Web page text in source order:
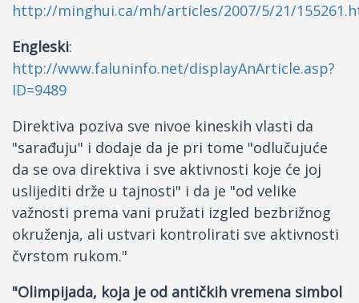
http://minghui.ca/mh/articles/2007/5/21/
Engleski:
http://www.faluninfo.net/displayAnArticle.asp?
ID=9489
Direktiva poziva sve nivoe kineskih vlasti da
"sarađuju" i dodaje da je pri tome "odlučujuće
da se ova direktiva i sve aktivnosti koje će joj
uslijediti drže u tajnosti" i da je "od velike
važnosti prema vani pružati izgled bezbrižnog
okruženja, ali ustvari kontrolirati sve aktivnosti
čvrstom rukom."
"Olimpijada, koja je od antičkih vremena simbol